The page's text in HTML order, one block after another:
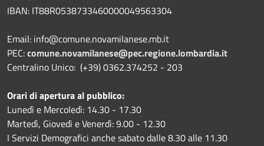
IBAN: IT88R0538733460000049563304
Email: info@comune.novamilanese.mb.it
PEC:comune.novamilanese@pec.regione.lombardia.it
Centralino Unico: (+39) 0362.374252 - 203
Orari di apertura al pubblico:
Lunedì e Mercoledì: 14.30 - 17.30
Martedì, Giovedì e Venerdì: 9.00 - 12.30
I Servizi Demografici anche sabato dalle 8.30 alle 11.30